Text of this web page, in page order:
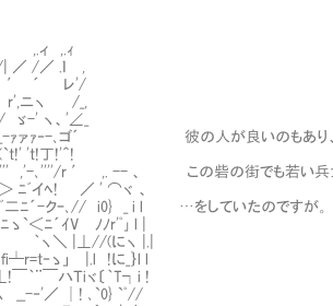
,.ｨ
.ｌ ,
´ レ'/
/_,
、'∠_
ｧ‐-､ゴ´ 彼の人が良いのもあり
丁!'＾!
,'-､''''/r ′ ,. -- 、 この砦の街でも若い兵士に
ﾆﾞイﾍ! ／ ' ⌒ヾ 、
ﾆ´-クｰ､// i0} _ i l …をしていたのですが。
`＜ﾆ´ｲV ﾉﾉr'ﾟ｣ l |
＼ |⊥//(にヽ |.|
ゝ」 |.l !に_｝l l
￣ハＴiヾ〔｀T┐i !
‐'／ │! ､`0} `ﾟ//